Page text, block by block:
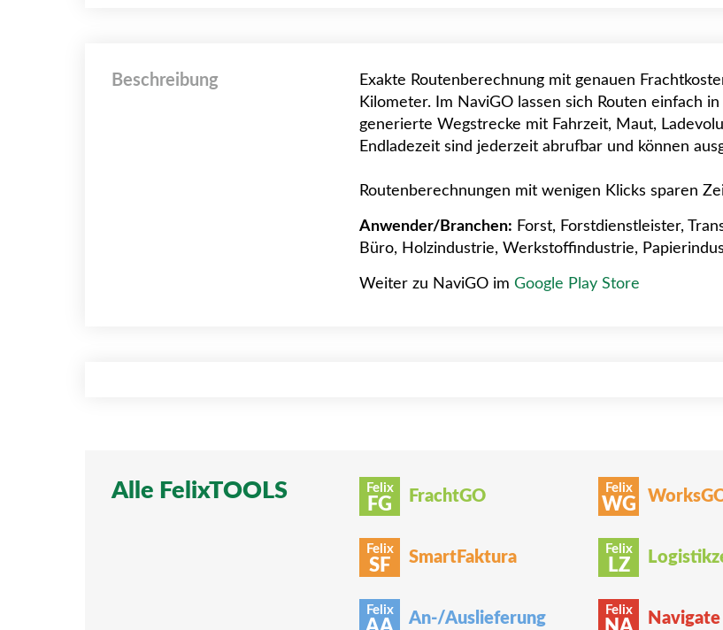
Beschreibung
Exakte Routenberechnung mit genauen
Kilometer. Im NaviGO lassen sich Routen einfach
generierte Wegstrecke mit Fahrzeit, Maut,
Endladezeit sind jederzeit abrufbar und können
Routenberechnungen mit wenigen Klicks sparen
Anwender/Branchen: Forst, Forstdienstleister,
Büro, Holzindustrie, Werkstoffindustrie,
Weiter zu NaviGO im Google Play Store
Alle FelixTOOLS Felix
FG FrachtGO Felix
WG
Felix
SF SmartFaktura Felix
LZ
Felix An-/Auslieferung Felix Navigate